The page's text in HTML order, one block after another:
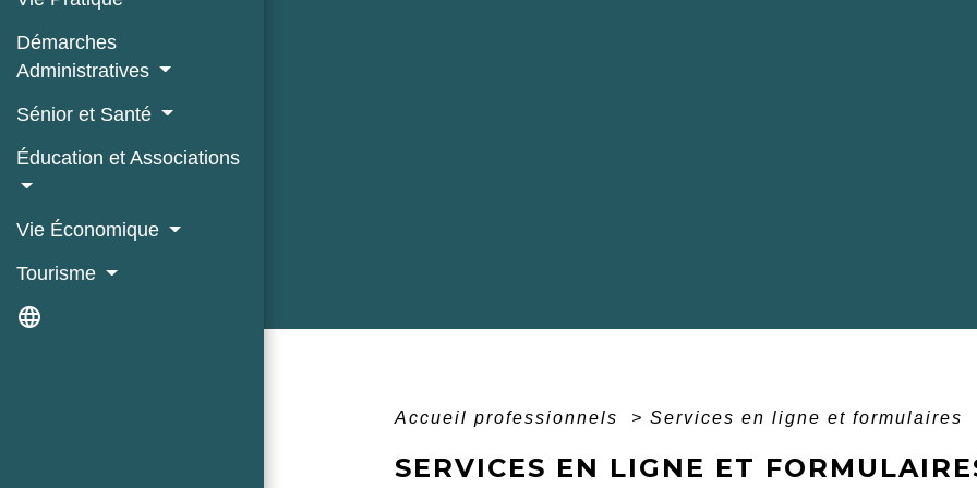
Démarches
Administratives
Sénior et Santé
Éducation et Associations
Vie Économique
Tourisme
language
Accueil professionnels > Services en ligne et formulaires
SERVICES EN LIGNE ET